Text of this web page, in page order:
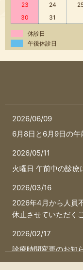
23
24
30
31
休診日
午後休診日
2026/06/09
6月8日と6月9日の午
2026/05/11
火曜日 午前中の診療
2026/03/16
2026年4月から人員
休止させていただく
2026/02/17
診療時間変更のお知